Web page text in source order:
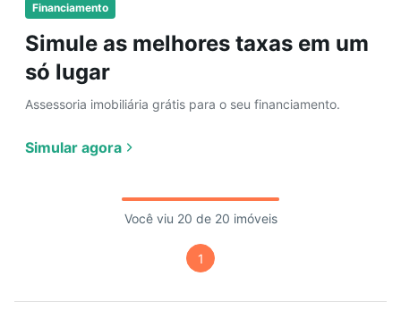
Financiamento
Simule as melhores taxas em um
só lugar
Assessoria imobiliária grátis para o seu financiamento.
Simular agora
Você viu 20 de 20 imóveis
1